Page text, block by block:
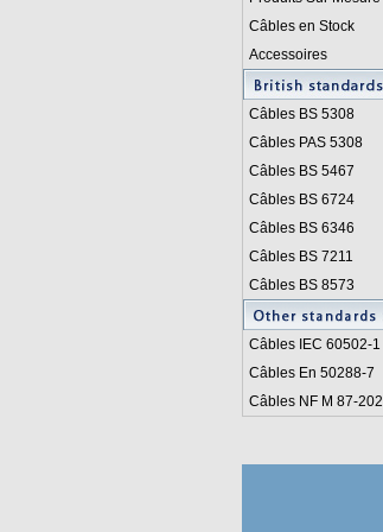
Câbles en Stock
Accessoires
Câbles BS 5308
Câbles PAS 5308
Câbles BS 5467
Câbles BS 6724
Câbles BS 6346
Câbles BS 7211
Câbles BS 8573
Câbles IEC 60502-1
Câbles En 50288-7
Câbles NF M 87-202